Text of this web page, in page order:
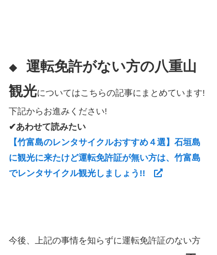
◆ 運転免許がない方の八重山
観光についてはこちらの記事にまとめています!
下記からお進みください!
✔あわせて読みたい
【竹富島のレンタサイクルおすすめ４選】石垣島
に観光に来たけど運転免許証が無い方は、竹富島
でレンタサイクル観光しましょう!!
今後、上記の事情を知らずに運転免許証のない方